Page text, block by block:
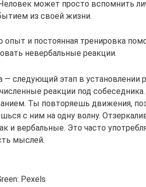
может просто вспомнить
из своей жизни.
опыт и постоянная тренировка
невербальные реакции.
— следующий этап в установлении
реакции под
Ты повторяешь движения,
с ним на одну волну.
и вербальные. Это часто
мыслей.
Pexels